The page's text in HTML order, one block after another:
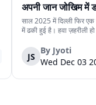
अपनी जान जोखिम
कर रहे हैं
साल 2025 में दिल्ली फिर
में ढकी हुई है। हवा ज़हरीली
रोज़ाना सड़क पर उतरते हैं।
क्योंकि दिल्ली की रोज़मर्रा...
JS
By Jyoti
Wed Dec 03